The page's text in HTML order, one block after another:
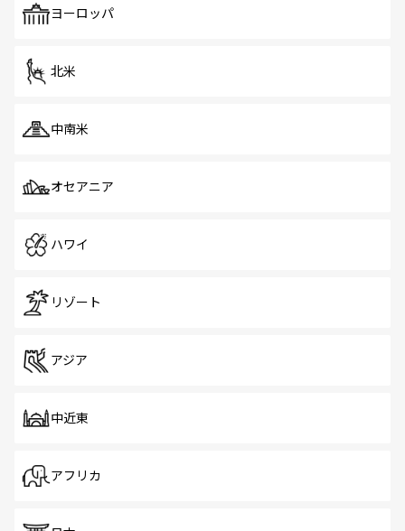
で、ホーカーズは地元の風情を楽しめる外せないスポット
ヨーロッパ
北米
中南米
オセアニア
ハワイ
リゾート
アジア
中近東
アフリカ